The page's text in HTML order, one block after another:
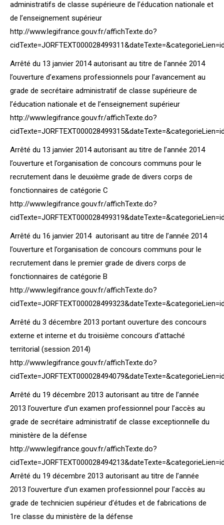
administratifs de classe supérieure de l’éducation nationale et
de l’enseignement supérieur
http://www.legifrance.gouv.fr/affichTexte.do?
Arrêté du 13 janvier 2014 autorisant au titre de l’année 2014
l’ouverture d’examens professionnels pour l’avancement au
grade de secrétaire administratif de classe supérieure de
l’éducation nationale et de l’enseignement supérieur
http://www.legifrance.gouv.fr/affichTexte.do?
Arrêté du 13 janvier 2014 autorisant au titre de l’année 2014
l’ouverture et l’organisation de concours communs pour le
recrutement dans le deuxième grade de divers corps de
fonctionnaires de catégorie C
http://www.legifrance.gouv.fr/affichTexte.do?
Arrêté du 16 janvier 2014 autorisant au titre de l’année 2014
l’ouverture et l’organisation de concours communs pour le
recrutement dans le premier grade de divers corps de
fonctionnaires de catégorie B
http://www.legifrance.gouv.fr/affichTexte.do?
Arrêté du 3 décembre 2013 portant ouverture des concours
externe et interne et du troisième concours d’attaché
territorial (session 2014)
http://www.legifrance.gouv.fr/affichTexte.do?
Arrêté du 19 décembre 2013 autorisant au titre de l’année
2013 l’ouverture d’un examen professionnel pour l’accès au
grade de secrétaire administratif de classe exceptionnelle du
ministère de la défense
http://www.legifrance.gouv.fr/affichTexte.do?
Arrêté du 19 décembre 2013 autorisant au titre de l’année
2013 l’ouverture d’un examen professionnel pour l’accès au
grade de technicien supérieur d’études et de fabrications de
1re classe du ministère de la défense